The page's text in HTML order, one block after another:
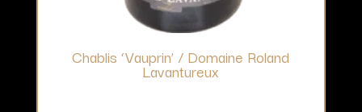
Chablis ‘Vauprin’ / Domaine Roland
Lavantureux